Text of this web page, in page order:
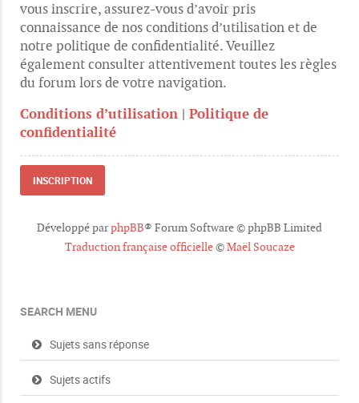
vous inscrire, assurez-vous d’avoir pris
connaissance de nos conditions d’utilisation et de
notre politique de confidentialité. Veuillez
également consulter attentivement toutes les règles
du forum lors de votre navigation.
Conditions d’utilisation | Politique de
confidentialité
INSCRIPTION
Développé parphpBB® Forum Software © phpBB Limited
Traduction française officielle©Maël Soucaze
SEARCH MENU
Sujets sans réponse
Sujets actifs